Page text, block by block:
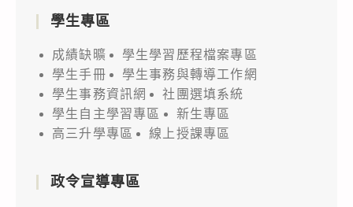
學生專區
成績缺曠
學生學習歷程檔案專區
學生手冊
學生事務與轉導工作網
學生事務資訊網
社團選填系統
學生自主學習專區
新生專區
高三升學專區
線上授課專區
政令宣導專區